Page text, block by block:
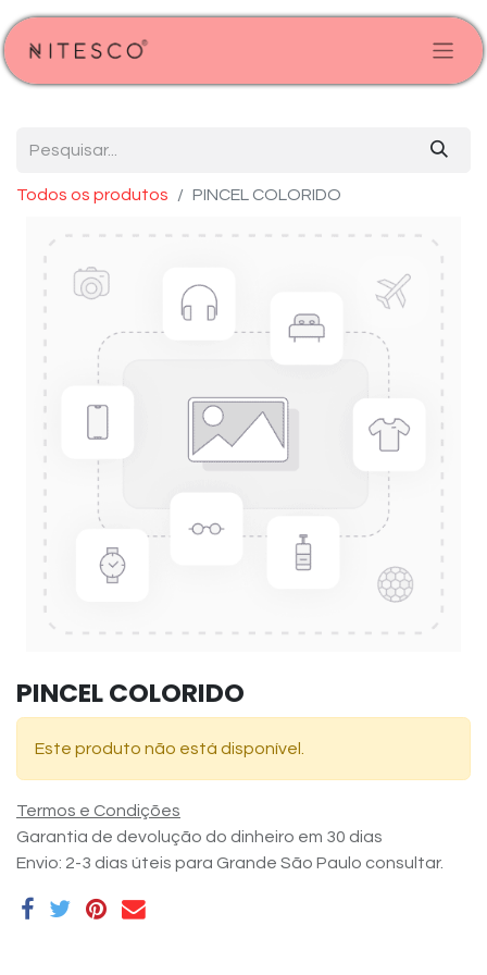
Todos os produtos PINCEL COLORIDO
PINCEL COLORIDO
Este produto não está disponível.
Termos e Condições
Garantia de devolução do dinheiro em 30 dias
Envio: 2-3 dias úteis para Grande São Paulo consultar.